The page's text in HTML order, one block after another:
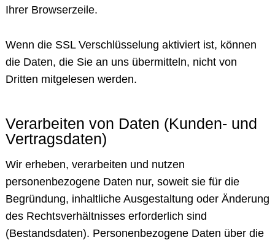
Ihrer Browserzeile.
Wenn die SSL Verschlüsselung aktiviert ist, können
die Daten, die Sie an uns übermitteln, nicht von
Dritten mitgelesen werden.
Verarbeiten von Daten (Kunden- und
Vertragsdaten)
Wir erheben, verarbeiten und nutzen
personenbezogene Daten nur, soweit sie für die
Begründung, inhaltliche Ausgestaltung oder Änderung
des Rechtsverhältnisses erforderlich sind
(Bestandsdaten). Personenbezogene Daten über die